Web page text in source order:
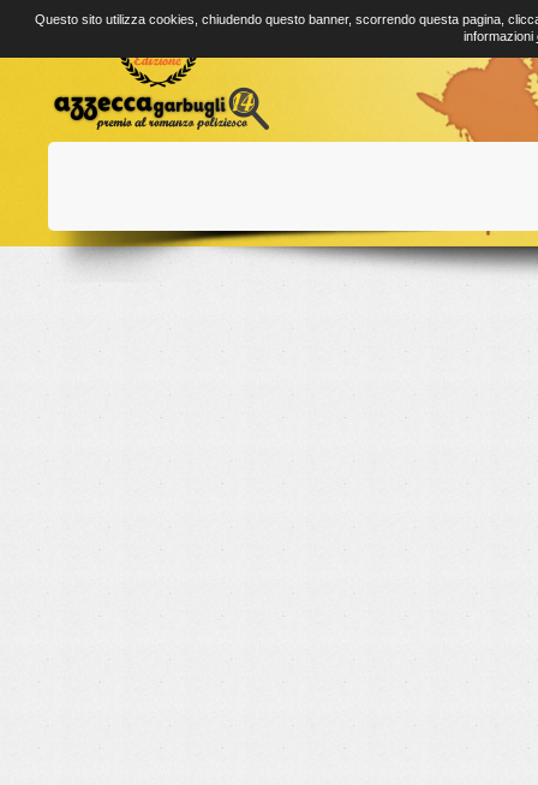
Questo sito utilizza cookies, chiudendo questo banner, scorrendo questa pagina,
informazioni